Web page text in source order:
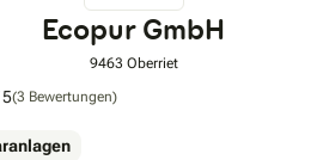
Ecopur GmbH
9463 Oberriet
(3 Bewertungen)